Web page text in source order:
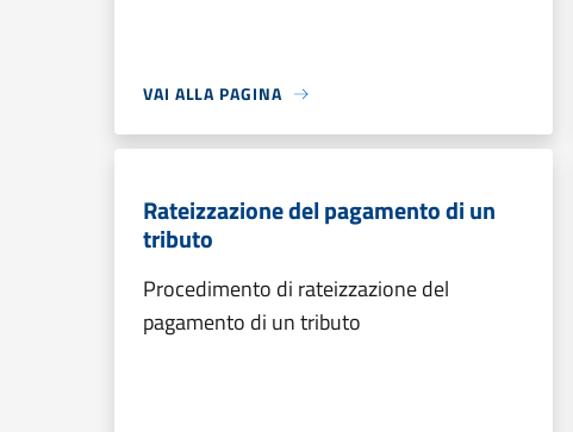
VAI ALLA PAGINA
Rateizzazione del pagamento di un
tributo
Procedimento di rateizzazione del
pagamento di un tributo